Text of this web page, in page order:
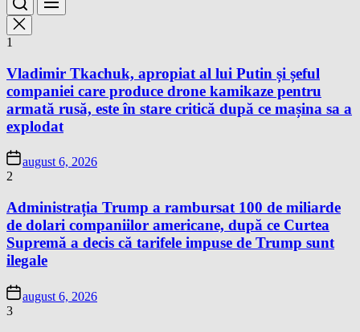
1
Vladimir Tkachuk, apropiat al lui Putin și șeful
companiei care produce drone kamikaze pentru
armată rusă, este în stare critică după ce mașina sa a
explodat
august 6, 2026
2
Administrația Trump a rambursat 100 de miliarde
de dolari companiilor americane, după ce Curtea
Supremă a decis că tarifele impuse de Trump sunt
ilegale
august 6, 2026
3